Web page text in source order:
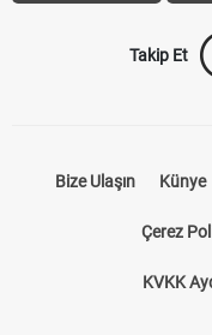
Canlı
Künye
Çerez